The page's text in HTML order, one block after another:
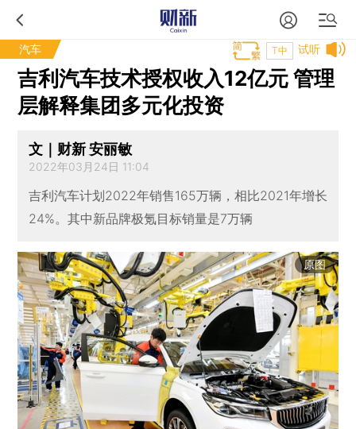
汽车 试听
T中
吉利汽车技术授权收入12亿元 管理
层解释集团多元化投资
文｜财新 安丽敏
2022年03月24日 11:04
吉利汽车计划2022年销售165万辆，相比2021年增长
24%。其中新品牌极氪目标销量是7万辆
原图